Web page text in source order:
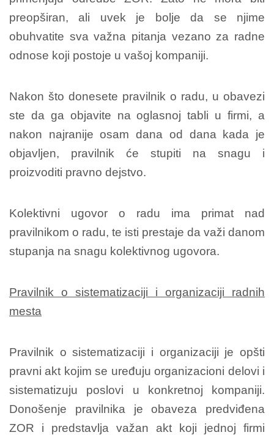
preopširan, ali uvek je bolje da se njime
obuhvatite sva važna pitanja vezano za radne
odnose koji postoje u vašoj kompaniji.
Nakon što donesete pravilnik o radu, u obavezi
ste da ga objavite na oglasnoj tabli u firmi, a
nakon najranije osam dana od dana kada je
objavljen, pravilnik će stupiti na snagu i
proizvoditi pravno dejstvo.
Kolektivni ugovor o radu ima primat nad
pravilnikom o radu, te isti prestaje da važi danom
stupanja na snagu kolektivnog ugovora.
Pravilnik o sistematizaciji i organizaciji radnih
mesta
Pravilnik o sistematizaciji i organizaciji je opšti
pravni akt kojim se uređuju organizacioni delovi i
sistematizuju poslovi u konkretnoj kompaniji.
Donošenje pravilnika je obaveza predviđena
ZOR i predstavlja važan akt koji jednoj firmi